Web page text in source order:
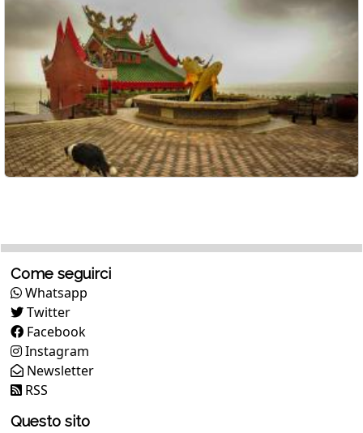
Come seguirci
Whatsapp
Twitter
Facebook
Instagram
Newsletter
RSS
Questo sito